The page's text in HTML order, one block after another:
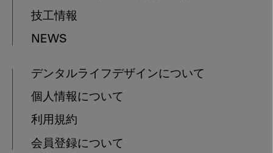
技工情報
NEWS
デンタルライフデザインについて
個人情報について
利用規約
会員登録について